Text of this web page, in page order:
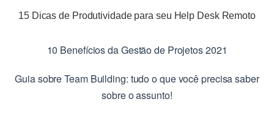
15 Dicas de Produtividade para seu Help Desk Remoto
10 Benefícios da Gestão de Projetos 2021
Guia sobre Team Building: tudo o que você precisa saber
sobre o assunto!​